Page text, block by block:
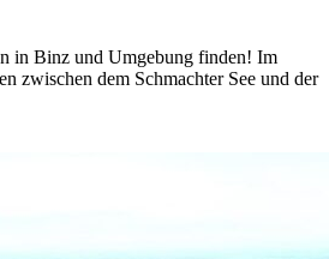
in Binz und Umgebung finden! Im
zwischen dem Schmachter See und der